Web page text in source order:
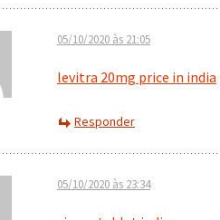
05/10/2020 às 21:05
levitra 20mg price in india
Responder
05/10/2020 às 23:34